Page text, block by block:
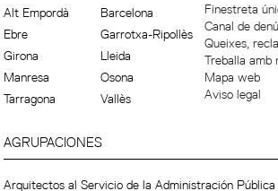
Alt Empordà
Barcelona
Ebre
Garrotxa-Ripollès
Girona
Lleida
Manresa
Osona
Tarragona
Vallès
Finestreta
Canal de
Queixes,
Treballa amb
Mapa web
Aviso legal
AGRUPACIONES
Arquitectos al Servicio de la Administración Pública